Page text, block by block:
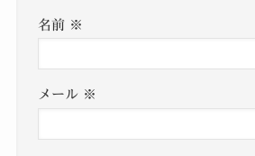
名前 ※
メール ※